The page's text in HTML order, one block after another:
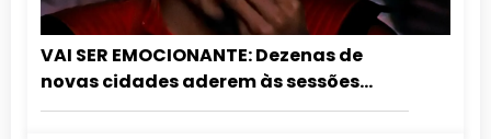
VAI SER EMOCIONANTE: Dezenas de
novas cidades aderem às sessões
especiais de aniversário do Rei do Pop.